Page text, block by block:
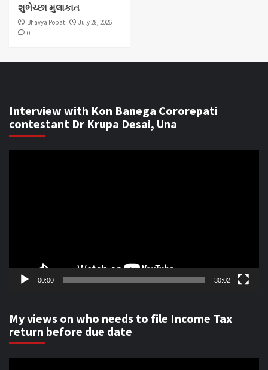
શુભેચ્છા મુલાકાત
Bhavya Popat
July 28, 2026
0
Interview with Kon Banega Cororepati
contestant Dr Krupa Desai, Una
00:00 30:02
My views on who needs to file Income Tax
return before due date